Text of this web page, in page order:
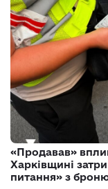
«Продавав»
Харківщині
питання» з